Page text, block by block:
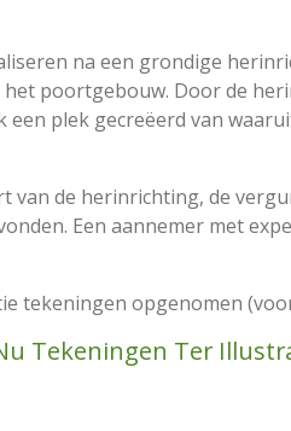
na een grondige
poortgebouw. Door de
een plek gecreëerd van
van de herinrichting, de
Een aannemer met
tekeningen opgenomen
Tekeningen Ter